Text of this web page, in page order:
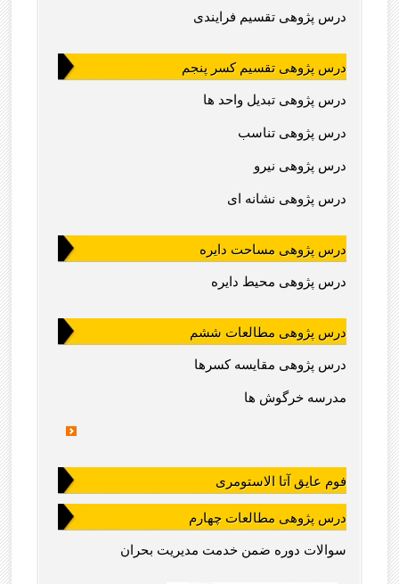
درس پژوهی تقسیم فرایندی
درس پژوهی تقسیم کسر پنجم
درس پژوهی تبدیل واحد ها
درس پژوهی تناسب
درس پژوهی نیرو
درس پژوهی نشانه ای
درس پژوهی مساحت دایره
درس پژوهی محیط دایره
درس پژوهی مطالعات ششم
درس پژوهی مقایسه کسرها
مدرسه خرگوش ها
فوم عایق آتا الاستومری
درس پژوهی مطالعات چهارم
سوالات دوره ضمن خدمت مدیریت بحران